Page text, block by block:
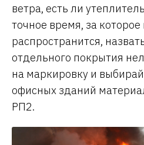
ветра, есть ли
точное время, за
распространится,
отдельного покрытия
на маркировку и
офисных зданий
РП2.